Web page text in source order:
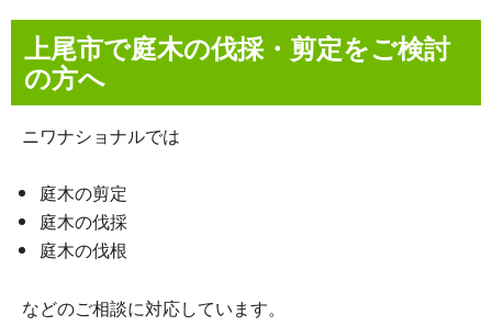
上尾市で庭木の伐採・剪定をご検討
の方へ
ニワナショナルでは
庭木の剪定
庭木の伐採
庭木の伐根
などのご相談に対応しています。